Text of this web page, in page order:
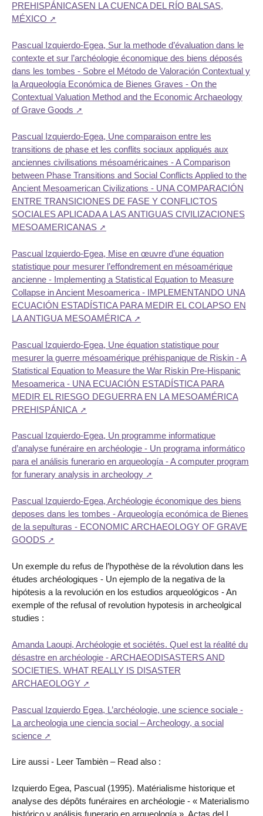
PREHISPÁNICASEN LA CUENCA DEL RÍO BALSAS,
MÉXICO
Pascual Izquierdo-Egea, Sur la methode d’évaluation dans le
contexte et sur l’archéologie économique des biens déposés
dans les tombes - Sobre el Método de Valoración Contextual y
la Arqueología Económica de Bienes Graves - On the
Contextual Valuation Method and the Economic Archaeology
of Grave Goods
Pascual Izquierdo-Egea, Une comparaison entre les
transitions de phase et les conflits sociaux appliqués aux
anciennes civilisations mésoaméricaines - A Comparison
between Phase Transitions and Social Conflicts Applied to the
Ancient Mesoamerican Civilizations - UNA COMPARACIÓN
ENTRE TRANSICIONES DE FASE Y CONFLICTOS
SOCIALES APLICADA A LAS ANTIGUAS CIVILIZACIONES
MESOAMERICANAS
Pascual Izquierdo-Egea, Mise en œuvre d’une équation
statistique pour mesurer l’effondrement en mésoamérique
ancienne - Implementing a Statistical Equation to Measure
Collapse in Ancient Mesoamerica - IMPLEMENTANDO UNA
ECUACIÓN ESTADÍSTICA PARA MEDIR EL COLAPSO EN
LA ANTIGUA MESOAMÉRICA
Pascual Izquierdo-Egea, Une équation statistique pour
mesurer la guerre mésoamérique préhispanique de Riskin - A
Statistical Equation to Measure the War Riskin Pre-Hispanic
Mesoamerica - UNA ECUACIÓN ESTADÍSTICA PARA
MEDIR EL RIESGO DEGUERRA EN LA MESOAMÉRICA
PREHISPÁNICA
Pascual Izquierdo-Egea, Un programme informatique
d’analyse funéraire en archéologie - Un programa informático
para el análisis funerario en arqueología - A computer program
for funerary analysis in archeology
Pascual Izquierdo-Egea, Archéologie économique des biens
deposes dans les tombes - Arqueología económica de Bienes
de la sepulturas - ECONOMIC ARCHAEOLOGY OF GRAVE
GOODS
Un exemple du refus de l’hypothèse de la révolution dans les
études archéologiques - Un ejemplo de la negativa de la
hipótesis a la revolución en los estudios arqueológicos - An
exemple of the refusal of revolution hypotesis in archeolgical
studies :
Amanda Laoupi, Archéologie et sociétés. Quel est la réalité du
désastre en archéologie - ARCHAEODISASTERS AND
SOCIETIES. WHAT REALLY IS DISASTER
ARCHAEOLOGY
Pascual Izquierdo Egea, L’archéologie, une science sociale -
La archeologia une ciencia social – Archeology, a social
science
Lire aussi - Leer Tambièn – Read also :
Izquierdo Egea, Pascual (1995). Matérialisme historique et
analyse des dépôts funéraires en archéologie - « Materialismo